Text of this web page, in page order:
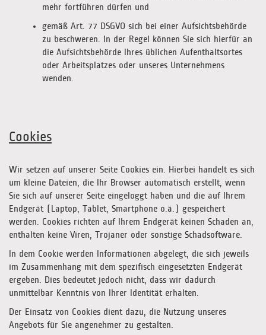
mehr fortführen dürfen und
gemäß Art. 77 DSGVO sich bei einer Aufsichtsbehörde
zu beschweren. In der Regel können Sie sich hierfür an
die Aufsichtsbehörde Ihres üblichen Aufenthaltsortes
oder Arbeitsplatzes oder unseres Unternehmens
wenden.
Cookies
Wir setzen auf unserer Seite Cookies ein. Hierbei handelt es sich
um kleine Dateien, die Ihr Browser automatisch erstellt, wenn
Sie sich auf unserer Seite eingeloggt haben und die auf Ihrem
Endgerät (Laptop, Tablet, Smartphone o.ä.) gespeichert
werden. Cookies richten auf Ihrem Endgerät keinen Schaden an,
enthalten keine Viren, Trojaner oder sonstige Schadsoftware.
In dem Cookie werden Informationen abgelegt, die sich jeweils
im Zusammenhang mit dem spezifisch eingesetzten Endgerät
ergeben. Dies bedeutet jedoch nicht, dass wir dadurch
unmittelbar Kenntnis von Ihrer Identität erhalten.
Der Einsatz von Cookies dient dazu, die Nutzung unseres
Angebots für Sie angenehmer zu gestalten.